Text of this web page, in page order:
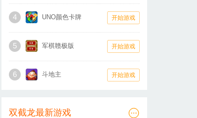
4 UNO颜色卡牌 开始游戏
5 军棋赣极版 开始游戏
6 斗地主 开始游戏
双截龙最新游戏